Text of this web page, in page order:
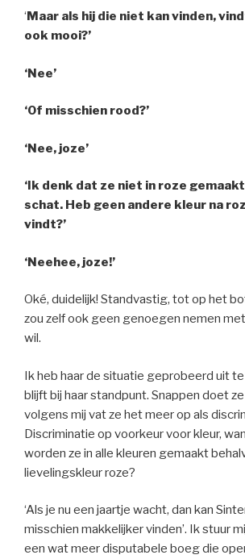
‘Maar als hij die niet kan vinden,
ook mooi?’
‘Nee’
‘Of misschien rood?’
‘Nee, joze’
‘Ik denk dat ze niet in roze
schat. Heb geen andere kleur na
vindt?’
‘Neehee, joze!’
Oké, duidelijk! Standvastig, tot op het
zou zelf ook geen genoegen nemen
wil.
Ik heb haar de situatie geprobeerd uit
blijft bij haar standpunt. Snappen doet
volgens mij vat ze het meer op als
Discriminatie op voorkeur voor kleur,
worden ze in alle kleuren gemaakt
lievelingskleur roze?
‘Als je nu een jaartje wacht, dan kan
misschien makkelijker vinden’. Ik stuur
een wat meer disputabele boeg die